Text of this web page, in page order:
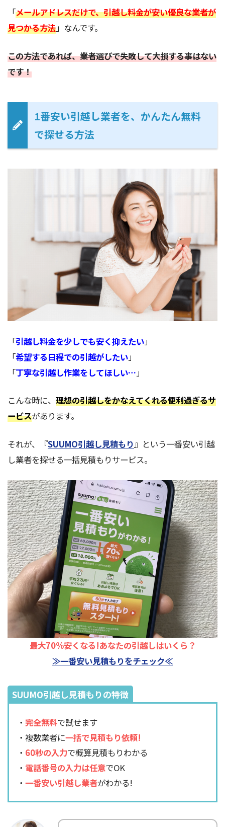
「メールアドレスだけで、引越し料金が安い優良な業者が
見つかる方法」なんです。
この方法であれば、業者選びで失敗して大損する事はない
です！
1番安い引越し業者を、かんたん無料
で探せる方法
「引越し料金を少しでも安く抑えたい」
「希望する日程での引越がしたい」
「丁寧な引越し作業をしてほしい… 」
こんな時に、 理想の引越しをかなえてくれる便利過ぎるサ
ービスがあります。
それが、『SUUMO引越し見積もり』という一番安い引越
し業者を探せる一括見積もりサービス。
最大70%安くなる!あなたの引越しはいくら？
≫一番安い見積もりをチェック≪
SUUMO引越し見積もりの特徴
・完全無料で試せます
・複数業者に一括で見積もり依頼!
・ 60秒の入力で概算見積もりわかる
・ 電話番号の入力は任意でOK
・一番安い引越し業者がわかる!